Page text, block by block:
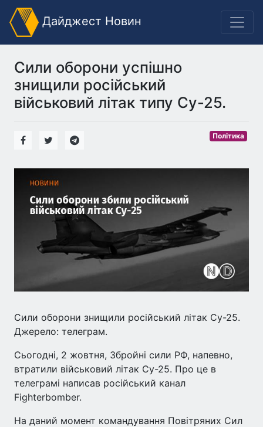
Дайджест Новин
Сили оборони успішно
знищили російський
військовий літак типу Су-25.
Політика
Сили оборони знищили російський літак Су-25.
Джерело: телеграм.
Сьогодні, 2 жовтня, Збройні сили РФ, напевно,
втратили військовий літак Су-25. Про це в
телеграмі написав російський канал
Fighterbomber.
На даний момент командування Повітряних Сил